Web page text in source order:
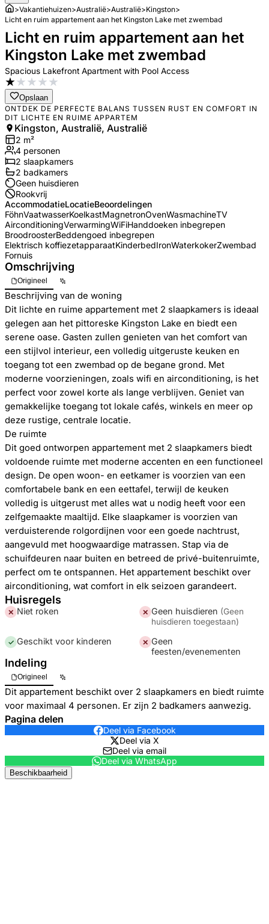
>Vakantiehuizen>Australië>Australië>Kingston>
Licht en ruim appartement aan het Kingston Lake met zwembad
Licht en ruim appartement aan het
Kingston Lake met zwembad
Spacious Lakefront Apartment with Pool Access
★★★★★
Opslaan
ONTDEK DE PERFECTE BALANS TUSSEN RUST EN COMFORT IN
DIT LICHTE EN RUIME APPARTEM
Kingston, Australië, Australië
2 m²
4 personen
2 slaapkamers
2 badkamers
Geen huisdieren
Rookvrij
AccommodatieLocatieBeoordelingen
FöhnVaatwasserKoelkastMagnetronOvenWasmachineTV
AirconditioningVerwarmingWiFiHanddoeken inbegrepen
BroodroosterBeddengoed inbegrepen
Elektrisch koffiezetapparaatKinderbedIronWaterkokerZwembad
Fornuis
Omschrijving
Origineel
Beschrijving van de woning
Dit lichte en ruime appartement met 2 slaapkamers is ideaal
gelegen aan het pittoreske Kingston Lake en biedt een
serene oase. Gasten zullen genieten van het comfort van
een stijlvol interieur, een volledig uitgeruste keuken en
toegang tot een zwembad op de begane grond. Met
moderne voorzieningen, zoals wifi en airconditioning, is het
perfect voor zowel korte als lange verblijven. Geniet van
gemakkelijke toegang tot lokale cafés, winkels en meer op
deze rustige, centrale locatie.
De ruimte
Dit goed ontworpen appartement met 2 slaapkamers biedt
voldoende ruimte met moderne accenten en een functioneel
design. De open woon- en eetkamer is voorzien van een
comfortabele bank en een eettafel, terwijl de keuken
volledig is uitgerust met alles wat u nodig heeft voor een
zelfgemaakte maaltijd. Elke slaapkamer is voorzien van
verduisterende rolgordijnen voor een goede nachtrust,
aangevuld met hoogwaardige matrassen. Stap via de
schuifdeuren naar buiten en betreed de privé-buitenruimte,
perfect om te ontspannen. Het appartement beschikt over
airconditioning, wat comfort in elk seizoen garandeert.
Huisregels
✕ Niet roken ✕ Geen huisdieren (Geen
huisdieren toegestaan)
✓ Geschikt voor kinderen ✕ Geen
feesten/evenementen
Indeling
Origineel
Dit appartement beschikt over 2 slaapkamers en biedt ruimte
voor maximaal 4 personen. Er zijn 2 badkamers aanwezig.
Pagina delen
Deel via Facebook
Deel via X
Deel via email
Deel via WhatsApp
Beschikbaarheid